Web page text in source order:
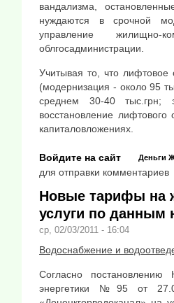
вандализма,
нуждаются в срочной
управление жилищно-
облгосадминистрации.
Учитывая то, что
(модернизация - около 95
среднем 30-40
восстановление
капиталовложениях.
Деньги
Войдите на сайт
для отправки комментариев
Новые тарифы на
услуги по данным
ср, 02/03/2011 - 16:04
Водоснабжение и
Согласно постановлению
энергетики №95 от